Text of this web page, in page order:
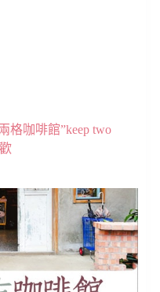
格咖啡館”keep two